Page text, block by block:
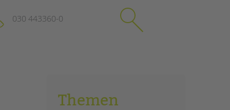
schließen
030 443360-0
SuchenThemen